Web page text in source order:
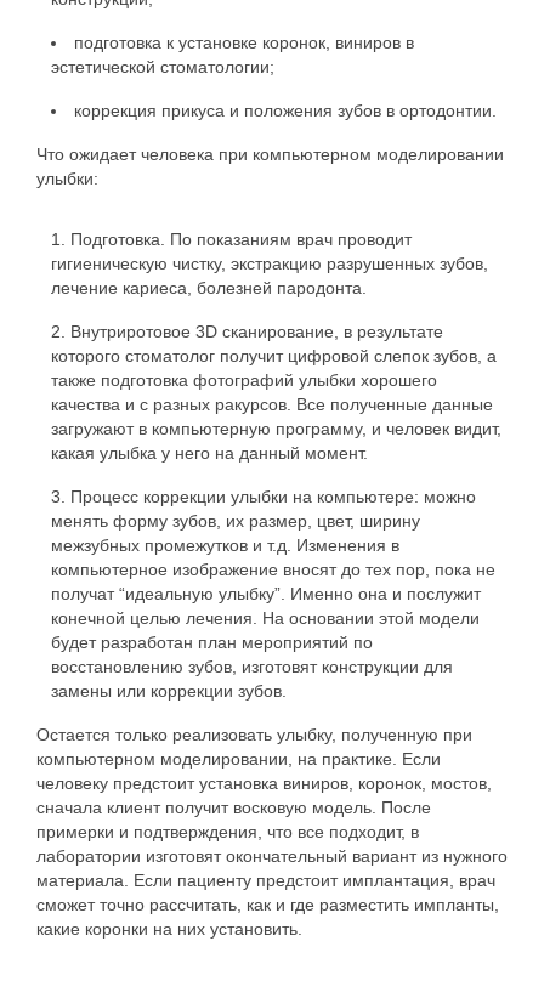
подготовка к установке коронок, виниров в
эстетической стоматологии;
коррекция прикуса и положения зубов в ортодонтии.
Что ожидает человека при компьютерном моделировании
улыбки:
Подготовка. По показаниям врач проводит
гигиеническую чистку, экстракцию разрушенных зубов,
лечение кариеса, болезней пародонта.
Внутриротовое 3D сканирование, в результате
которого стоматолог получит цифровой слепок зубов, а
также подготовка фотографий улыбки хорошего
качества и с разных ракурсов. Все полученные данные
загружают в компьютерную программу, и человек видит,
какая улыбка у него на данный момент.
Процесс коррекции улыбки на компьютере: можно
менять форму зубов, их размер, цвет, ширину
межзубных промежутков и т.д. Изменения в
компьютерное изображение вносят до тех пор, пока не
получат “идеальную улыбку”. Именно она и послужит
конечной целью лечения. На основании этой модели
будет разработан план мероприятий по
восстановлению зубов, изготовят конструкции для
замены или коррекции зубов.
Остается только реализовать улыбку, полученную при
компьютерном моделировании, на практике. Если
человеку предстоит установка виниров, коронок, мостов,
сначала клиент получит восковую модель. После
примерки и подтверждения, что все подходит, в
лаборатории изготовят окончательный вариант из нужного
материала. Если пациенту предстоит имплантация, врач
сможет точно рассчитать, как и где разместить импланты,
какие коронки на них установить.